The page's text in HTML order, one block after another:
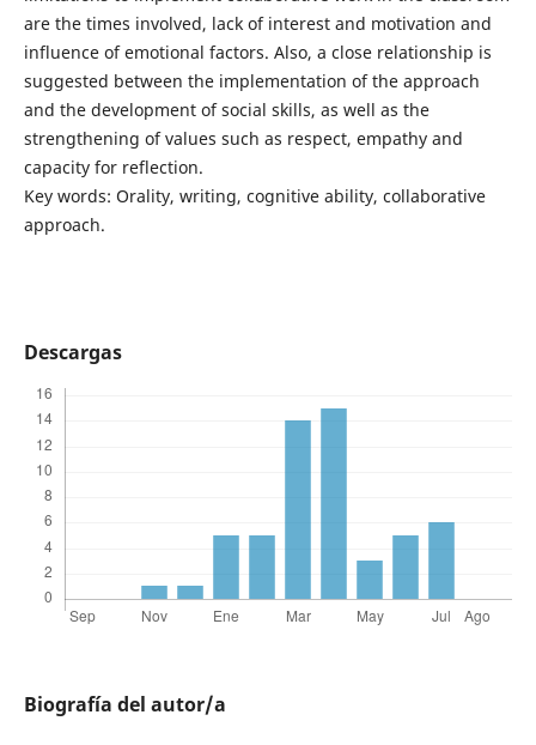
are the times involved, lack of interest and motivation and
influence of emotional factors. Also, a close relationship is
suggested between the implementation of the approach
and the development of social skills, as well as the
strengthening of values such as respect, empathy and
capacity for reflection.
Key words: Orality, writing, cognitive ability, collaborative
approach.
Descargas
Biografía del autor/a